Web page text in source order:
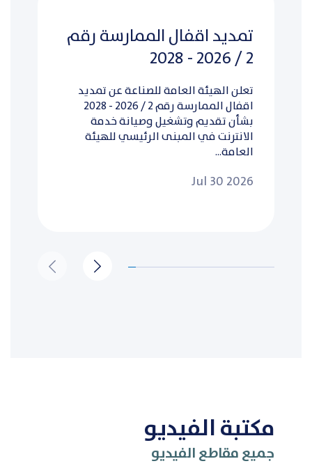
تمديد اقفال الممارسة رقم
2 / 2026 - 2028
تعلن الهيئة العامة للصناعة عن تمديد
اقفال الممارسة رقم 2 / 2026 - 2028
بشأن تقديم وتشغيل وصيانة خدمة
الانترنت في المبنى الرئيسي للهيئة
العامة...
Jul 30 2026
مكتبة الفيديو
جميع مقاطع الفيديو